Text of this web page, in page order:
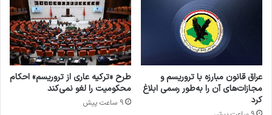
افغانستان همواره در حال افزایش بوده است.
پاکستان تروریسم
کپی لینک
عراق قانون مبارزه با تروریسم و
مجازات‌های آن را به‌طور رسمی ابلاغ
کرد
طرح «ترکیه عاری از تروریسم» احکام
محکومیت را لغو نمی‌کند
9 ساعت پیش